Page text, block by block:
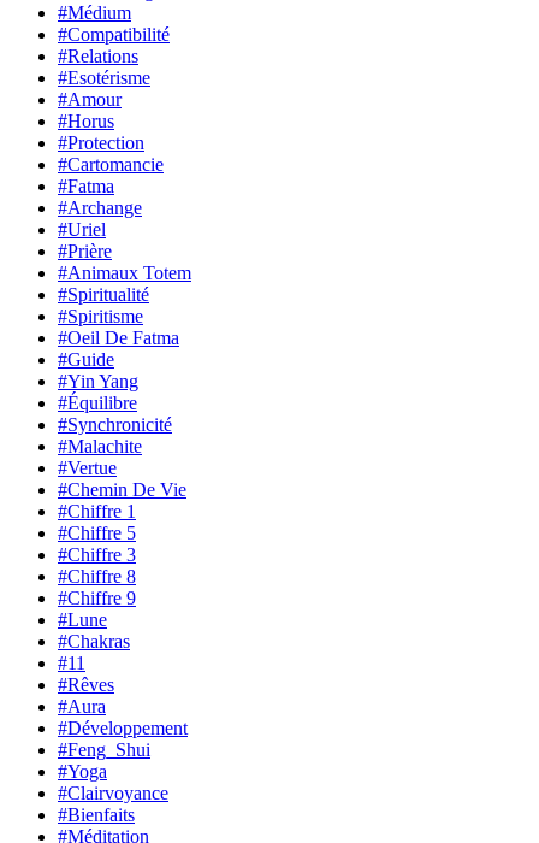
#Médium
#Compatibilité
#Relations
#Esotérisme
#Amour
#Horus
#Protection
#Cartomancie
#Fatma
#Archange
#Uriel
#Prière
#Animaux Totem
#Spiritualité
#Spiritisme
#Oeil De Fatma
#Guide
#Yin Yang
#Équilibre
#Synchronicité
#Malachite
#Vertue
#Chemin De Vie
#Chiffre 1
#Chiffre 5
#Chiffre 3
#Chiffre 8
#Chiffre 9
#Lune
#Chakras
#11
#Rêves
#Aura
#Développement
#Feng_Shui
#Yoga
#Clairvoyance
#Bienfaits
#Méditation